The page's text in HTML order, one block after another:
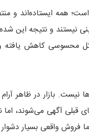
همه ایستاده‌اند و
نیستند و نتیجه این
محسوسی کاهش یافته
بازار در ظاهر
قبلی آگهی می‌شوند،
فروش واقعی بسیار